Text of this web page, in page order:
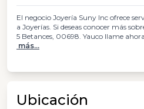
El negocio Joyería Suny Inc ofrece
a Joyerías. Si deseas conocer más
5 Betances, 00698. Yauco llame
más...
Ubicación